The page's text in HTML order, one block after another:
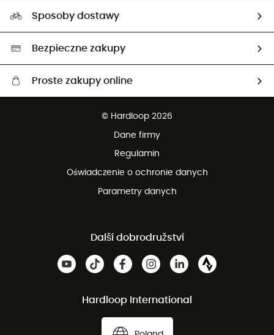
Ambasadorzy
Wybrane produkty eko
Sposoby dostawy
Bezpieczne zakupy
Proste zakupy online
© Hardloop 2026
Dane firmy
Regulamin
Oświadczenie o ochronie danych
Parametry danych
Další dobrodružství
Hardloop International